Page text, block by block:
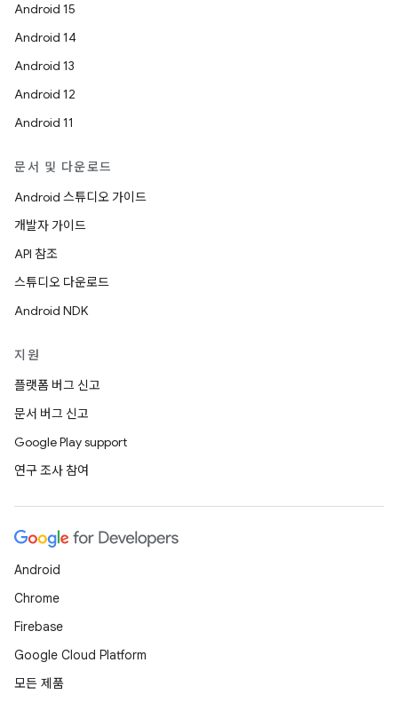
Android 15
Android 14
Android 13
Android 12
Android 11
문서 및 다운로드
Android 스튜디오 가이드
개발자 가이드
API 참조
스튜디오 다운로드
Android NDK
지원
플랫폼 버그 신고
문서 버그 신고
Google Play support
연구 조사 참여
Android
Chrome
Firebase
Google Cloud Platform
모든 제품